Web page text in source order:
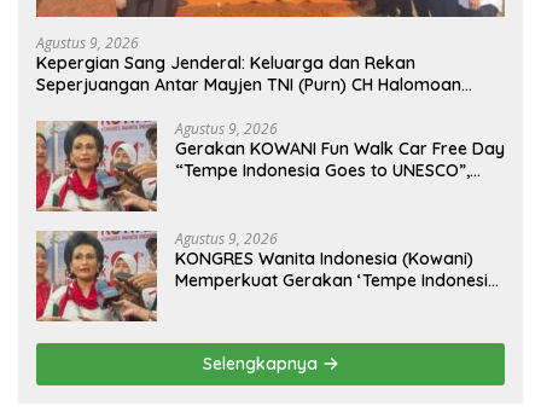
Agustus 9, 2026
Kepergian Sang Jenderal: Keluarga dan Rekan
Seperjuangan Antar Mayjen TNI (Purn) CH Halomoan
Agustus 9, 2026
Gerakan KOWANI Fun Walk Car Free Day
“Tempe Indonesia Goes to UNESCO”,
Agustus 9, 2026
KONGRES Wanita Indonesia (Kowani)
Memperkuat Gerakan ‘Tempe Indonesia
Selengkapnya